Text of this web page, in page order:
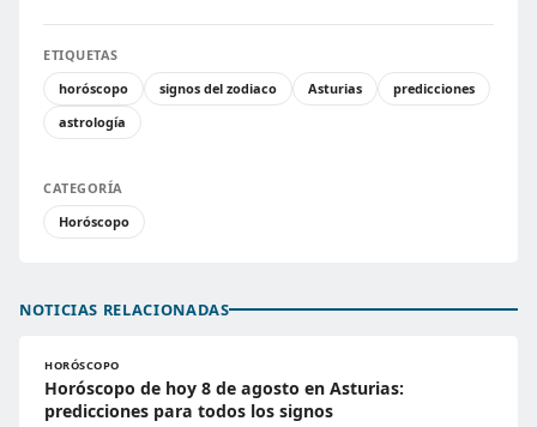
ETIQUETAS
horóscopo
signos del zodiaco Asturias
predicciones
astrología
CATEGORÍA
Horóscopo
NOTICIAS RELACIONADAS
HORÓSCOPO
Horóscopo de hoy 8 de agosto en Asturias:
predicciones para todos los signos